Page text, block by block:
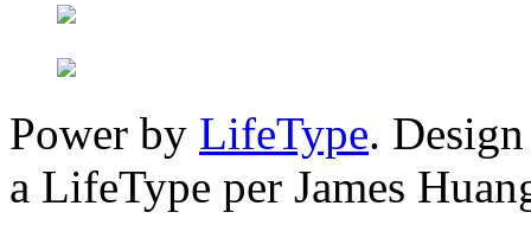
Power by LifeType.
a LifeType per James